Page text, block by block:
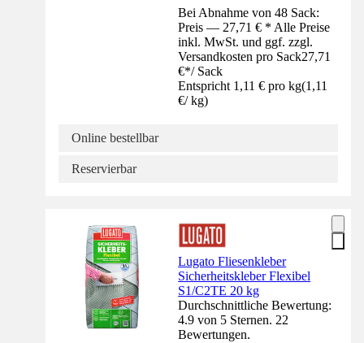
Bei Abnahme von 48 Sack:
Preis — 27,71 € * Alle Preise
inkl. MwSt. und ggf. zzgl.
Versandkosten pro Sack27,71
€*/ Sack
Entspricht 1,11 € pro kg(1,11
€/ kg)
Online bestellbar
Reservierbar
Lugato Fliesenkleber
Sicherheitskleber Flexibel
S1/C2TE 20 kg
Durchschnittliche Bewertung:
4.9 von 5 Sternen. 22
Bewertungen.